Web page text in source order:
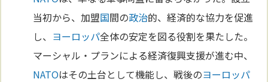
当初から、加盟国間の政治的、経済的な協力を促進
し、 ヨーロッパ全体の安定を図る役割を果たした。
マーシャル・プランによる経済復興支援が進む中、
NATOはその土台として機能し、戦後のヨーロッパ